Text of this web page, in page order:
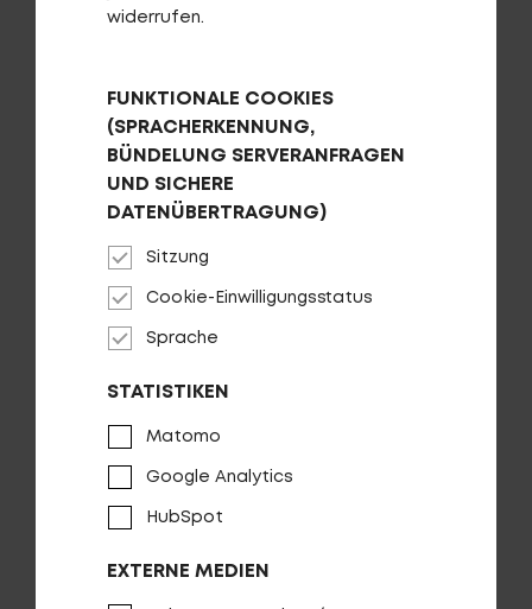
AUF DIE WUNSCHLISTE
widerrufen.
FUNKTIONALE COOKIES
(SPRACHERKENNUNG,
BÜNDELUNG SERVERANFRAGEN
UND SICHERE
DATENÜBERTRAGUNG)
Sitzung
Cookie-Einwilligungsstatus
Sprache
STATISTIKEN
Matomo
Google Analytics
HubSpot
EXTERNE MEDIEN